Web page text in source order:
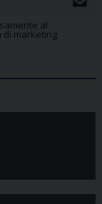
al
marketing